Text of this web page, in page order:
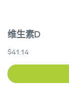
维生素D
$41.14